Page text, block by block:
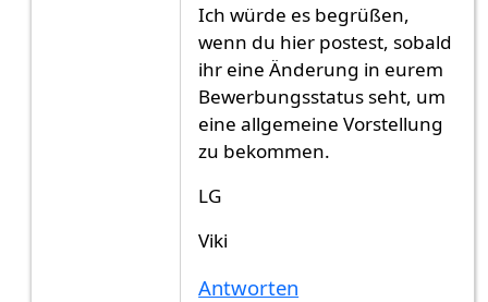
Ich würde es begrüßen,
wenn du hier postest, sobald
ihr eine Änderung in eurem
Bewerbungsstatus seht, um
eine allgemeine Vorstellung
zu bekommen.
LG
Viki
Antworten